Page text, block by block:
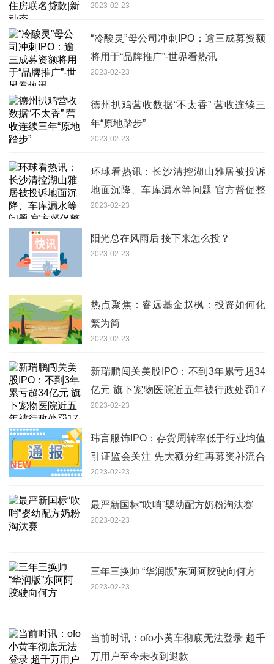
2023-02-23
“冷酸灵”母公司冲刺IPO：逾三成募资额
将用于“品牌推广”-世界看热讯
2023-02-23
德州扒鸡营收数据“不太香” 营收连续三
年“原地踏步”
2023-02-23
环球看热讯：长沙清控湖山雅居被投诉
地面沉降、车库漏水等问题 官方督促整
改
2023-02-23
阳光总在风雨后 接下来怎么投？
2023-02-23
热点聚焦：睿远基金赵枫：投资如何化
繁为简
2023-02-23
新瑞鹏闯关美股IPO：不到3年累亏超34
亿元 旗下宠物医院近五年被行政处罚17
次|全球快资讯
2023-02-23
玮言服饰IPO：存货周转率低于行业均值
引证监会关注 先大额分红再募资补流合
理性存疑 世界热门
2023-02-23
最严新国标“吹哨”婴幼配方奶粉淘汰赛
2023-02-23
三年三换帅 “华润版”东阿阿胶驶向何方
2023-02-23
当前时讯：ofo小黄车彻底无法登录 超千
万用户至今未收到退款